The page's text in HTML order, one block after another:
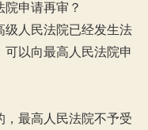
申请再审？
人民法院已经发生法
以向最高人民法院申
最高人民法院不予受